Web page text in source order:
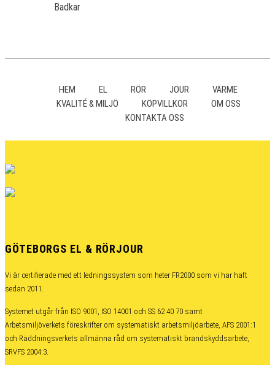
Badkar
HEM EL RÖR JOUR
VÄRME
KVALITÉ & MILJÖ
KÖPVILLKOR
OM OSS
KONTAKTA OSS
GÖTEBORGS EL & RÖRJOUR
Vi är certifierade med ett ledningssystem som heter FR2000 som vi har haft
sedan 2011.
Systemet utgår från ISO 9001, ISO 14001 och SS 62 40 70 samt
Arbetsmiljöverkets föreskrifter om systematiskt arbetsmiljöarbete, AFS 2001:1
och Räddningsverkets allmänna råd om systematiskt brandskyddsarbete,
SRVFS 2004:3.